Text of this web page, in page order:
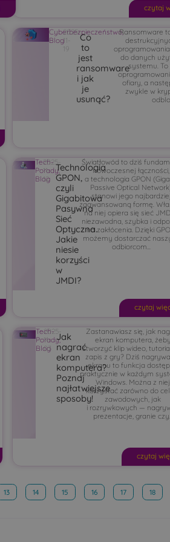
czytaj
Cyberbezpieczeństwo,
Blog
2025-
11-
19
Co
to
jest
ransomware
i jak
je
usunąć?
Ransomware
do danych
systemu. To
ofiary, a
zwykle w
Tech-
Porady,
Blog
2025-
11-
12
Technologia
GPON,
czyli
Gigabitowa
Pasywna
Sieć
Optyczna.
Jakie
niesie
korzyści
w
JMDI?
Światłowód to dziś
nowoczesnej łączności,
a technologia GPON
Passive Optical
stanowi jego najbardziej
zaawansowaną formę.
na niej opiera się sieć
niezawodna, szybka i
na zakłócenia. Dzięki
możemy dostarczać
odbiorcom...
czytaj
Tech-
Porady,
Blog
2025-
11-
03
Jak
nagrać
ekran
komputera?
Poznaj
najłatwiejsze
sposoby!
Zastanawiasz się, jak
ekran komputera, żeby
stworzyć klip wideo,
zapis z gry? Dziś
ekranu to funkcja
praktycznie w każdym
Windows. Można z niej
korzystać zarówno do
zawodowych, jak
i rozrywkowych —
prezentacje, granie czy...
czytaj
13 14 15 16 17 18